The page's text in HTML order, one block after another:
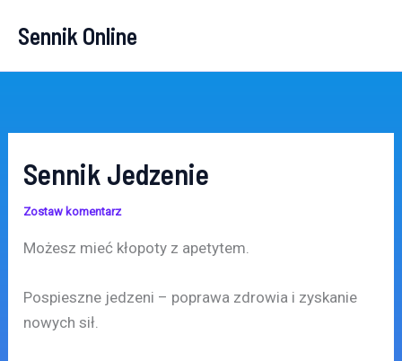
Sennik Online
Sennik Jedzenie
Zostaw komentarz
Możesz mieć kłopoty z apetytem.
Pospieszne jedzeni – poprawa zdrowia i zyskanie
nowych sił.